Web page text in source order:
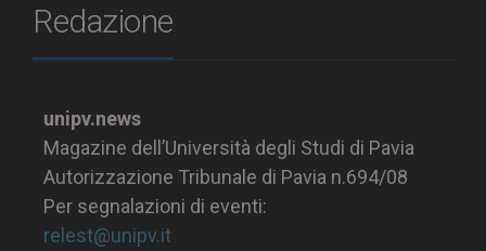
Redazione
unipv.news
Magazine dell’Università degli Studi di Pavia
Autorizzazione Tribunale di Pavia n.694/08
Per segnalazioni di eventi:
relest@unipv.it